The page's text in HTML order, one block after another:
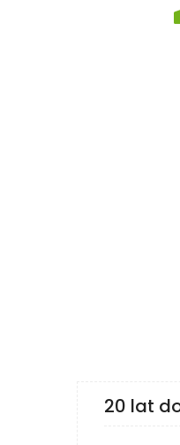
20 lat